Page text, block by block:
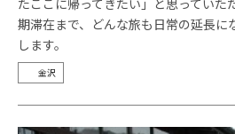
期滞在まで、どんな旅も日常の延長に
します。
金沢